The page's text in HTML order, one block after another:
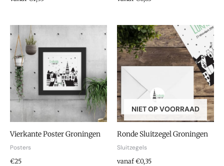
Vierkante Poster Groningen
Posters
€25
NIET OP VOORRAAD
Ronde Sluitzegel Groningen
Sluitzegels
vanaf €0,35